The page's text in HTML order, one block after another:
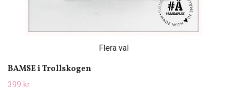
Flera val
BAMSE i Trollskogen
399 kr